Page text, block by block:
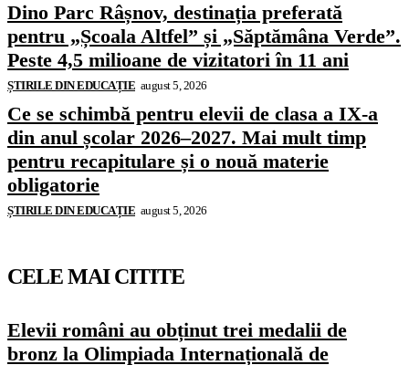
Dino Parc Râșnov, destinația preferată
pentru „Școala Altfel” și „Săptămâna Verde”.
Peste 4,5 milioane de vizitatori în 11 ani
ȘTIRILE DIN EDUCAȚIE august 5, 2026
Ce se schimbă pentru elevii de clasa a IX-a
din anul școlar 2026–2027. Mai mult timp
pentru recapitulare și o nouă materie
obligatorie
ȘTIRILE DIN EDUCAȚIE august 5, 2026
CELE MAI CITITE
Elevii români au obținut trei medalii de
bronz la Olimpiada Internațională de